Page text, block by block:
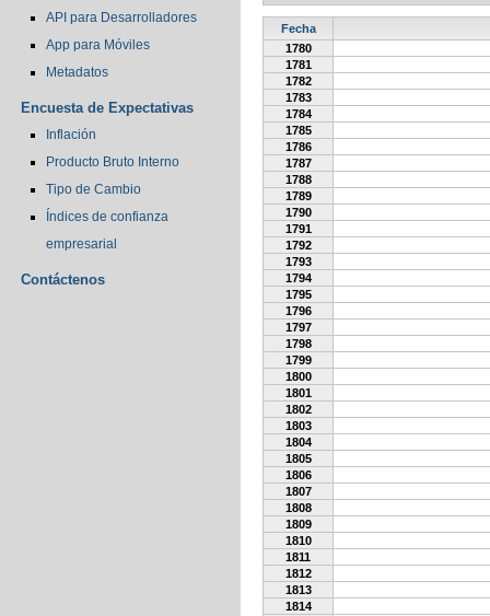
API para Desarrolladores
App para Móviles
Metadatos
Encuesta de Expectativas
Inflación
Producto Bruto Interno
Tipo de Cambio
Índices de confianza
empresarial
Contáctenos
Fecha
1780
1781
1782
1783
1784
1785
1786
1787
1788
1789
1790
1791
1792
1793
1794
1795
1796
1797
1798
1799
1800
1801
1802
1803
1804
1805
1806
1807
1808
1809
1810
1811
1812
1813
1814